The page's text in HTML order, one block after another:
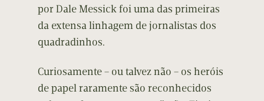
por Dale Messick foi uma das primeiras
da extensa linhagem de jornalistas dos
quadradinhos.
Curiosamente – ou talvez não – os heróis
de papel raramente são reconhecidos